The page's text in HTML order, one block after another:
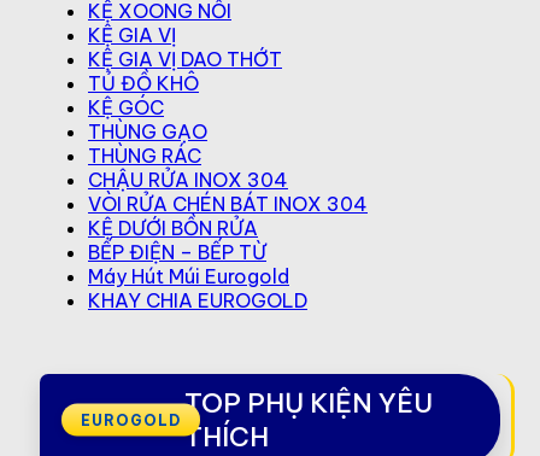
KỆ XOONG NỒI
KỆ GIA VỊ
KỆ GIA VỊ DAO THỚT
TỦ ĐỒ KHÔ
KỆ GÓC
THÙNG GẠO
THÙNG RÁC
CHẬU RỬA INOX 304
VÒI RỬA CHÉN BÁT INOX 304
KỆ DƯỚI BỒN RỬA
BẾP ĐIỆN – BẾP TỪ
Máy Hút Múi Eurogold
KHAY CHIA EUROGOLD
TOP PHỤ KIỆN YÊU
THÍCH